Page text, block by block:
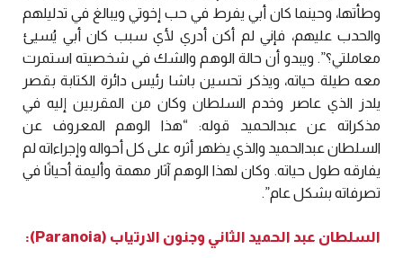
وطأتها، وحينما كان أبي يفرط في حب إخوتي ويبالغ في تدليلهم
والحدب عليهم، فإني لم أكن أدري لأي سبب كان أبي يُسيئ
معاملتي؟”. ويبدو أن حالة الوهم والشك في شخصيته استمرت
معه طيلة حياته، ويذكر تحسين باشا رئيس دائرة الكتابة بقصر
يلدز الذي عاصر وخدم السلطان وكان من المقربين إليه في
مذكراته عن عبدالحميد قوله: “هذا الوهم المعروف عن
السلطان عبدالحميد والذي يظهر أثره على كل أحواله وإجراءاته لم
يفارقه طول حياته. وكان لهذا الوهم آثار مهمة وأليمة أحيانًا في
تصرفاته بشكل عام”.
السلطان عبد الحميد الثاني وجنون الارتياب (Paranoia):